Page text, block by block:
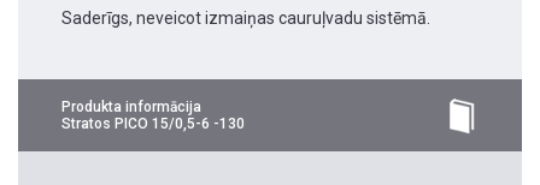
Saderīgs, neveicot izmaiņas cauruļvadu sistēmā.
Produkta informācija
Stratos PICO 15/0,5-6 -130